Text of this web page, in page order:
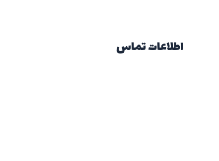
اطلاعات تماس